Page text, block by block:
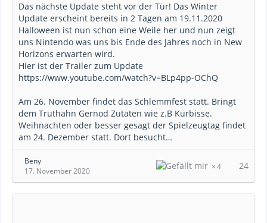
Das nächste Update steht vor der Tür! Das Winter
Update erscheint bereits in 2 Tagen am 19.11.2020
Halloween ist nun schon eine Weile her und nun zeigt
uns Nintendo was uns bis Ende des Jahres noch in New
Horizons erwarten wird.
Hier ist der Trailer zum Update
https://www.youtube.com/watch?v=BLp4pp-OChQ
Am 26. November findet das Schlemmfest statt. Bringt
dem Truthahn Gernod Zutaten wie z.B Kürbisse.
Weihnachten oder besser gesagt der Spielzeugtag findet
am 24. Dezember statt. Dort besucht…
Beny
17. November 2020
4 24